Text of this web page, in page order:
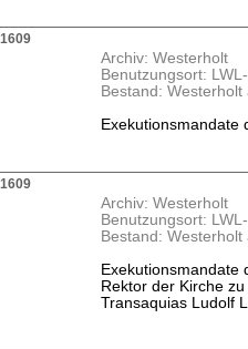
1609
Archiv: Westerholt
Benutzungsort:
Bestand:
Exekutionsmandate
1609
Archiv: Westerholt
Benutzungsort:
Bestand:
Exekutionsmandate
Rektor der Kirche
Transaquias Ludolf